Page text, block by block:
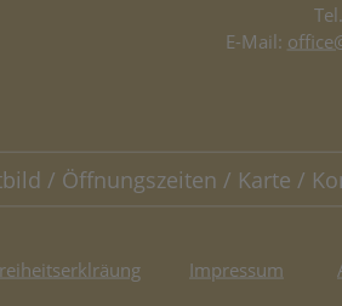
E-Mail:
/ Öffnungszeiten / Karte /
Impressum